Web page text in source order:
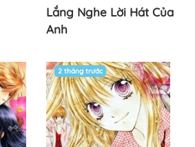
Lắng Nghe Lời Hát Của
Anh
2 tháng trước